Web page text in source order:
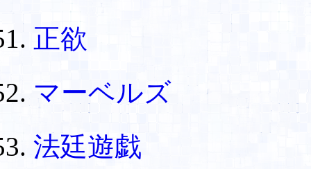
正欲
マーベルズ
法廷遊戯